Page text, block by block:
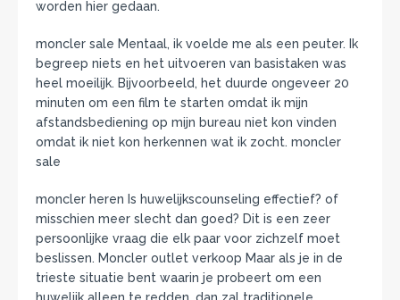
worden hier gedaan.
moncler sale Mentaal, ik voelde me als een peuter. Ik
begreep niets en het uitvoeren van basistaken was
heel moeilijk. Bijvoorbeeld, het duurde ongeveer 20
minuten om een ​​film te starten omdat ik mijn
afstandsbediening op mijn bureau niet kon vinden
omdat ik niet kon herkennen wat ik zocht. moncler
sale
moncler heren Is huwelijkscounseling effectief? of
misschien meer slecht dan goed? Dit is een zeer
persoonlijke vraag die elk paar voor zichzelf moet
beslissen. Moncler outlet verkoop Maar als je in de
trieste situatie bent waarin je probeert om een ​​
huwelijk alleen te redden, dan zal traditionele